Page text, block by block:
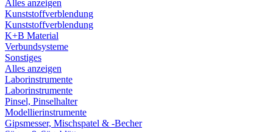
Alles anzeigen
Kunststoffverblendung
Kunststoffverblendung
K+B Material
Verbundsysteme
Sonstiges
Alles anzeigen
Laborinstrumente
Laborinstrumente
Pinsel, Pinselhalter
Modellierinstrumente
Gipsmesser, Mischspatel & -Becher